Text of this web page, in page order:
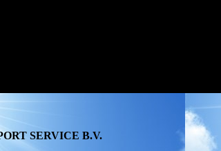
SERVICE B.V.